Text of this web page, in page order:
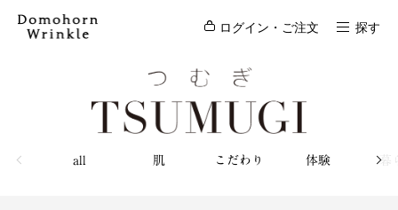
ログイン・ご注文 探す
all 肌 こだわり 体験 暮